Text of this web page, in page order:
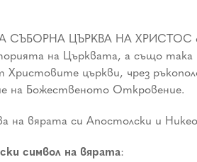
ЦЪРКВА НА ХРИСТОС се
на Църквата, а също
църкви, чрез
на Божественото Откровение.
на вярата си Апостолски и
символ на вярата: